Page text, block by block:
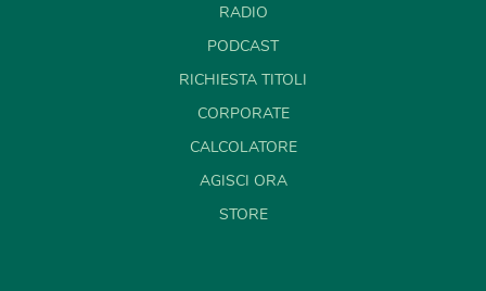
RADIO
PODCAST
RICHIESTA TITOLI
CORPORATE
CALCOLATORE
AGISCI ORA
STORE